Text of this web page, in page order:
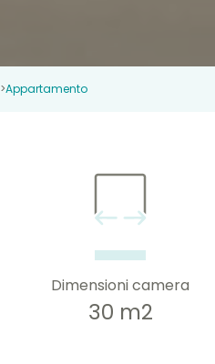
>Appartamento
30 m2
Dimensioni camera